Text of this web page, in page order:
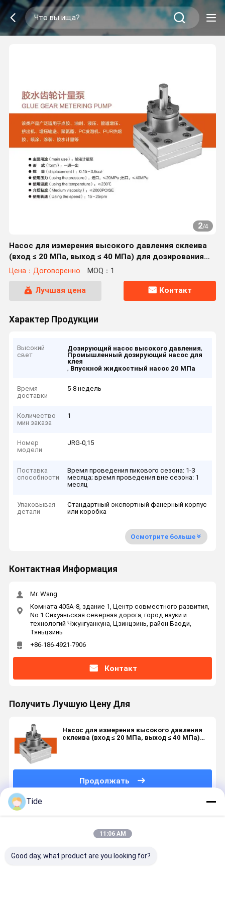
2/4
Насос для измерения высокого давления склеива
(вход ≤ 20 МПа, выход ≤ 40 МПа) для дозирования
промышленных жидкостей
Цена：Договоренно MOQ：1
Лучшая цена Контакт
Характер Продукции
Высокий
свет
Дозирующий насос высокого давления,
Промышленный дозирующий насос для
клея
, Впускной жидкостный насос 20 МПа
Время
доставки
5-8 недель
Количество
мин заказа
1
Номер
модели
JRG-0,15
Поставка
способности
Время проведения пикового сезона: 1-3
месяца; время проведения вне сезона: 1
месяц
Упаковывая
детали
Стандартный экспортный фанерный корпус
или коробка
Осмотрите больше
Контактная Информация
Mr. Wang
Комната 405A-8, здание 1, Центр совместного развития,
No 1 Сихуаньская северная дорога, город науки и
технологий Чжунгуанкуна, Цзинцзинь, район Баоди,
Тяньцзинь
+86-186-4921-7906
Контакт
Получить Лучшую Цену Для
Насос для измерения высокого давления
склеива (вход ≤ 20 МПа, выход ≤ 40 МПа)
Продолжать
Порекомендованные Продукты
Tide
11:06 AM
Good day, what product are you looking for?